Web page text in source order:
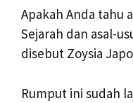
Apakah Anda tahu
Sejarah dan asal-
disebut Zoysia
Rumput ini sudah